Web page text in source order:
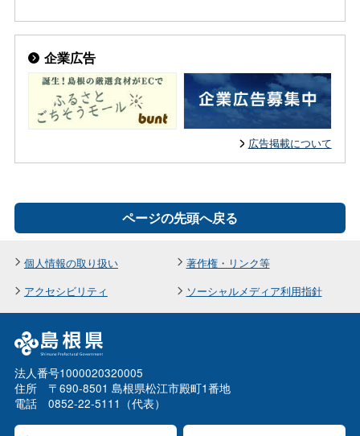
企業広告
広告掲載について
ページの先頭へ戻る
個人情報の取り扱い
著作権・リンク等
アクセシビリティ
ソーシャルメディア利用指針
法人番号1000020320005
住所 〒690-8501 島根県松江市殿町1番地
電話 0852-22-5111（代表）